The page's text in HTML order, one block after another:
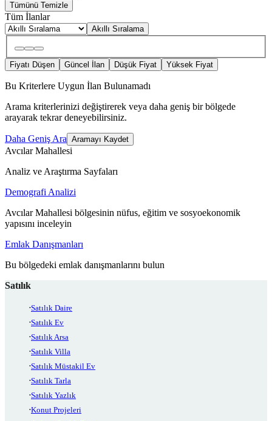
Tümünü Temizle
Tüm İlanlar
Akıllı Sıralama
Fiyatı Düşen Güncel İlan Düşük Fiyat Yüksek Fiyat
Bu Kriterlere Uygun İlan Bulunamadı
Arama kriterlerinizi değiştirerek veya daha geniş bir bölgede
arayarak tekrar deneyebilirsiniz.
Daha Geniş Ara Aramayı Kaydet
Avcılar Mahallesi
Analiz ve Araştırma Sayfaları
Demografi Analizi
Avcılar Mahallesi bölgesinin nüfus, eğitim ve sosyoekonomik
yapısını inceleyin
Emlak Danışmanları
Bu bölgedeki emlak danışmanlarını bulun
Satılık
Satılık Daire
Satılık Ev
Satılık Arsa
Satılık Villa
Satılık Müstakil Ev
Satılık Tarla
Satılık Yazlık
Konut Projeleri